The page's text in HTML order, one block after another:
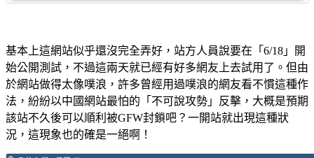
基本上這網站似乎還沒完全弄好，站方人員說要在「6/18」開
始公開測試，不過這兩天就已經有好多網友上去試用了。但由
於網站做得太像噗浪，許多曾經用過噗浪的網友看不慣這種作
法，紛紛以中國網站最怕的「不可說攻勢」反擊，大概是預期
該站不久後可以順利被GFW封鎖吧？一開站就出現這種狀
況，這現象也的確是一絕啊！